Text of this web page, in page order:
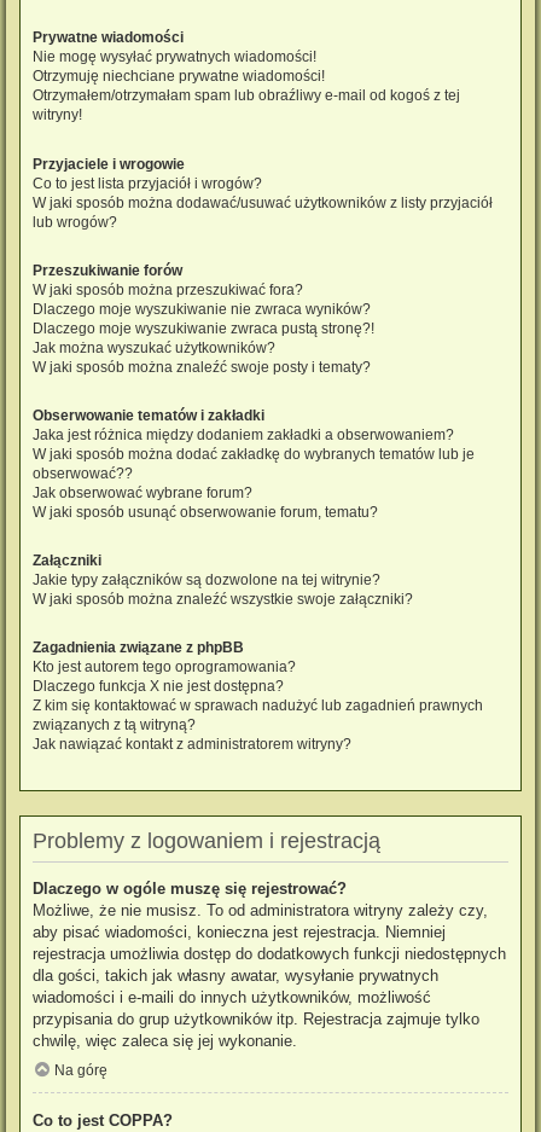
Prywatne wiadomości
Nie mogę wysyłać prywatnych wiadomości!
Otrzymuję niechciane prywatne wiadomości!
Otrzymałem/otrzymałam spam lub obraźliwy e-mail od kogoś z tej
witryny!
Przyjaciele i wrogowie
Co to jest lista przyjaciół i wrogów?
W jaki sposób można dodawać/usuwać użytkowników z listy przyjaciół
lub wrogów?
Przeszukiwanie forów
W jaki sposób można przeszukiwać fora?
Dlaczego moje wyszukiwanie nie zwraca wyników?
Dlaczego moje wyszukiwanie zwraca pustą stronę?!
Jak można wyszukać użytkowników?
W jaki sposób można znaleźć swoje posty i tematy?
Obserwowanie tematów i zakładki
Jaka jest różnica między dodaniem zakładki a obserwowaniem?
W jaki sposób można dodać zakładkę do wybranych tematów lub je
obserwować??
Jak obserwować wybrane forum?
W jaki sposób usunąć obserwowanie forum, tematu?
Załączniki
Jakie typy załączników są dozwolone na tej witrynie?
W jaki sposób można znaleźć wszystkie swoje załączniki?
Zagadnienia związane z phpBB
Kto jest autorem tego oprogramowania?
Dlaczego funkcja X nie jest dostępna?
Z kim się kontaktować w sprawach nadużyć lub zagadnień prawnych
związanych z tą witryną?
Jak nawiązać kontakt z administratorem witryny?
Problemy z logowaniem i rejestracją
Dlaczego w ogóle muszę się rejestrować?
Możliwe, że nie musisz. To od administratora witryny zależy czy,
aby pisać wiadomości, konieczna jest rejestracja. Niemniej
rejestracja umożliwia dostęp do dodatkowych funkcji niedostępnych
dla gości, takich jak własny awatar, wysyłanie prywatnych
wiadomości i e-maili do innych użytkowników, możliwość
przypisania do grup użytkowników itp. Rejestracja zajmuje tylko
chwilę, więc zaleca się jej wykonanie.
Na górę
Co to jest COPPA?